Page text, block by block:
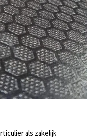
als zakelijk